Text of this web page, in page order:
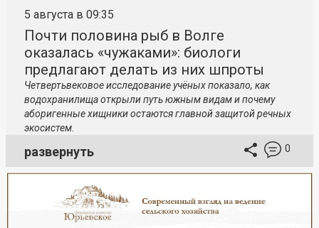
5 августа в 09:35
Почти половина рыб в Волге
оказалась «чужаками»: биологи
предлагают делать из них шпроты
Четвертьвековое исследование учёных показало, как
водохранилища открыли путь южным видам и почему
аборигенные хищники остаются главной защитой речных
экосистем.
развернуть 0